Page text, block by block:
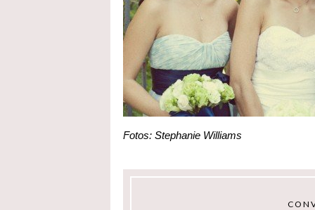
Fotos: Stephanie Williams